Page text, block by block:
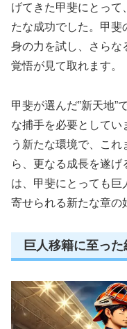
げてきた甲斐にとっ
たな成功でした。甲斐
身の力を試し、さらな
覚悟が見て取れます。
甲斐が選んだ”新天地”
な捕手を必要としてい
う新たな環境で、こ
ら、更なる成長を遂
は、甲斐にとっても
寄せられる新たな章の
巨人移籍に至っ